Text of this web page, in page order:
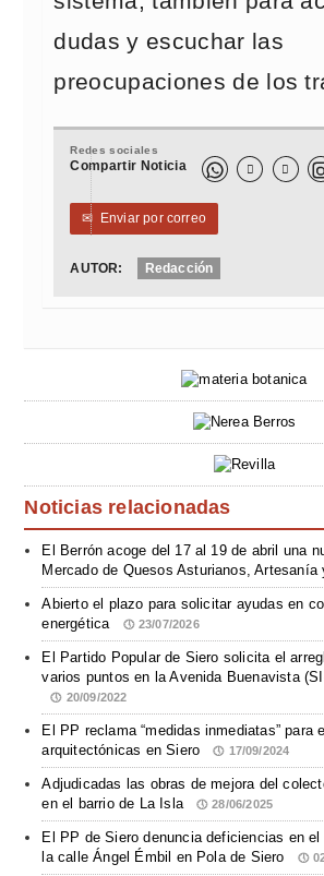
dudas y escuchar las
preocupaciones de los
Redes sociales
Compartir Noticia  
✉ Enviar por correo
AUTOR: Redacción
Noticias relacionadas
El Berrón acoge del 17 al 19 de abril una
Mercado de Quesos Asturianos, Artesanía
Abierto el plazo para solicitar ayudas en
energética
23/07/2026
El Partido Popular de Siero solicita el
varios puntos en la Avenida Buenavista
20/09/2022
El PP reclama “medidas inmediatas” para
arquitectónicas en Siero
17/09/2024
Adjudicadas las obras de mejora del
en el barrio de La Isla
28/06/2025
El PP de Siero denuncia deficiencias en
la calle Ángel Émbil en Pola de Siero